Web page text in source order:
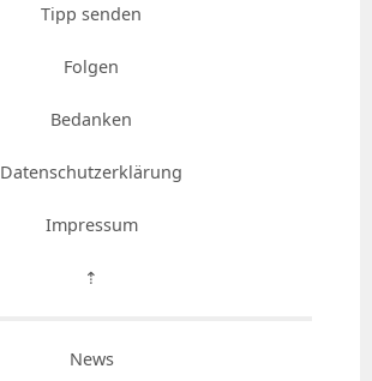
Tipp senden
Folgen
Bedanken
Datenschutzerklärung
Impressum
⇡
News